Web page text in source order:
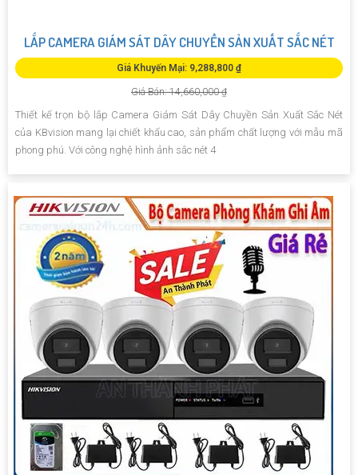
LẮP CAMERA GIÁM SÁT DÂY CHUYỀN SẢN XUẤT SẮC NÉT
Giá Khuyến Mại: 9,288,800 ₫
Giá Bán: 14,660,000 ₫
Thiết kế trọn bộ lắp Camera Giám Sát Dây Chuyền Sản Xuất Sắc Nét
của KBvision mang lại chiết khấu cao, sản phẩm chất lượng với mẫu mã
phong phú. Với công nghệ hình ảnh sắc nét 4